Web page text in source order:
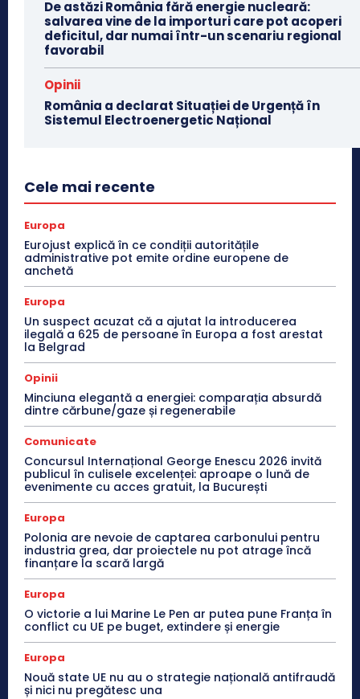
De astăzi România fără energie nucleară:
salvarea vine de la importuri care pot acoperi
deficitul, dar numai într-un scenariu regional
favorabil
Opinii
România a declarat Situației de Urgență în
Sistemul Electroenergetic Național
Cele mai recente
Europa
Eurojust explică în ce condiții autoritățile
administrative pot emite ordine europene de
anchetă
Europa
Un suspect acuzat că a ajutat la introducerea
ilegală a 625 de persoane în Europa a fost arestat
la Belgrad
Opinii
Minciuna elegantă a energiei: comparația absurdă
dintre cărbune/gaze și regenerabile
Comunicate
Concursul Internațional George Enescu 2026 invită
publicul în culisele excelenței: aproape o lună de
evenimente cu acces gratuit, la București
Europa
Polonia are nevoie de captarea carbonului pentru
industria grea, dar proiectele nu pot atrage încă
finanțare la scară largă
Europa
O victorie a lui Marine Le Pen ar putea pune Franța în
conflict cu UE pe buget, extindere și energie
Europa
Nouă state UE nu au o strategie națională antifraudă
și nici nu pregătesc una